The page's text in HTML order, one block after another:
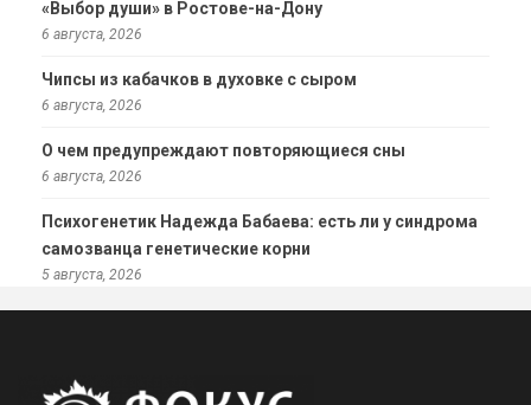
«Выбор души» в Ростове-на-Дону
6 августа, 2026
Чипсы из кабачков в духовке с сыром
6 августа, 2026
О чем предупреждают повторяющиеся сны
6 августа, 2026
Психогенетик Надежда Бабаева: есть ли у синдрома
самозванца генетические корни
5 августа, 2026